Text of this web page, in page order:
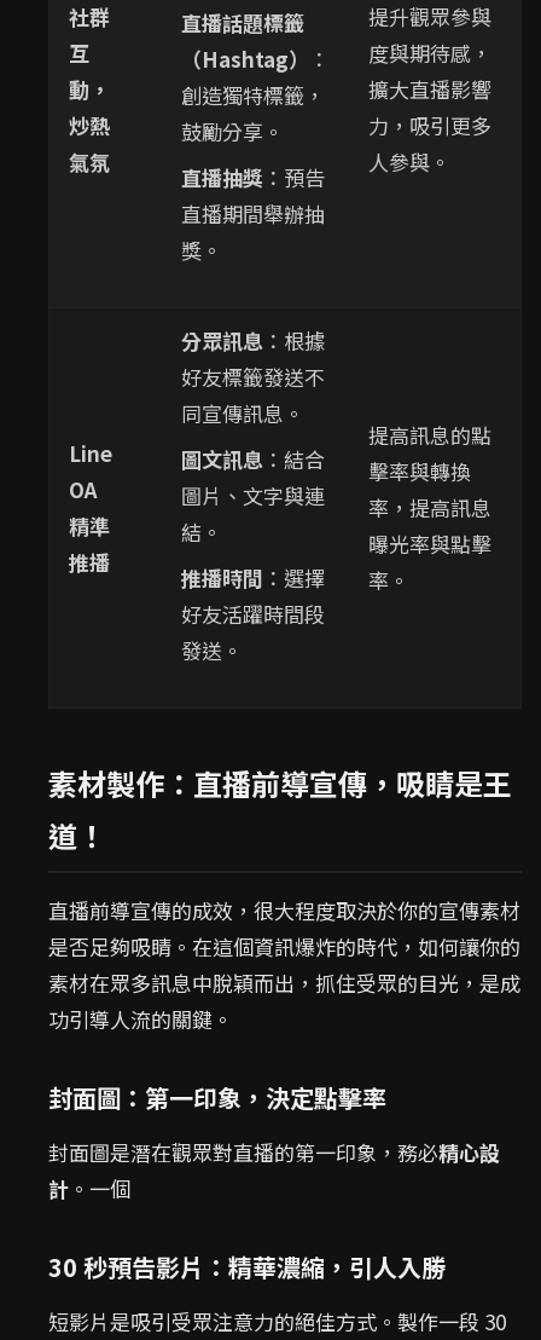
社群
互
動，
炒熱
氣氛
直播話題標籤
（Hashtag）
：
創造獨特標籤，
鼓勵分享。
直播抽獎 ：預告
直播期間舉辦抽
獎。
提升觀眾參與
度與期待感，
擴大直播影響
力，吸引更多
人參與。
Line
OA
精準
推播
分眾訊息 ：根據
好友標籤發送不
同宣傳訊息。
圖文訊息 ：結合
圖片、文字與連
結。
推播時間 ：選擇
好友活躍時間段
發送。
提高訊息的點
擊率與轉換
率，提高訊息
曝光率與點擊
率。
素材製作：直播前導宣傳，吸睛是王
道！
直播前導宣傳的成效，很大程度取決於你的宣傳素材
是否足夠吸睛。在這個資訊爆炸的時代，如何讓你的
素材在眾多訊息中脫穎而出，抓住受眾的目光，是成
功引導人流的關鍵。
封面圖：第一印象，決定點擊率
封面圖是潛在觀眾對直播的第一印象，務必精心設
計 。一個
30 秒預告影片：精華濃縮，引人入勝
短影片是吸引受眾注意力的絕佳方式。製作一段 30